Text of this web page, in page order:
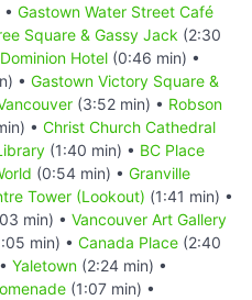
Gastown Water Street Café
Square & Gassy Jack (2:30
Hotel (0:46 min) •
• Gastown Victory Square &
(3:52 min) • Robson
• Christ Church Cathedral
(1:40 min) • BC Place
(0:54 min) • Granville
Tower (Lookout) (1:41 min) •
min) • Vancouver Art Gallery
min) • Canada Place (2:40
Yaletown (2:24 min) •
(1:07 min) •